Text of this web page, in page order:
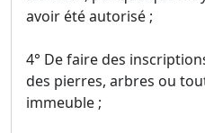
avoir été autorisé ;
4° De faire des
des pierres, arbres ou
immeuble ;